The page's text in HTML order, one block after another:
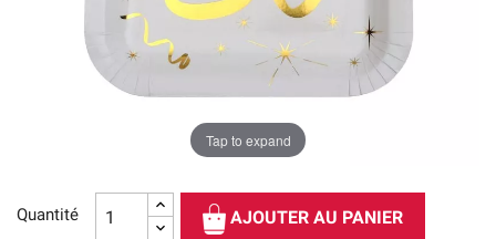
Tap to expand
Quantité AJOUTER AU PANIER